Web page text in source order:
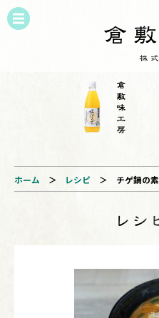
ホーム ＞ レシピ ＞ チゲ鍋の素